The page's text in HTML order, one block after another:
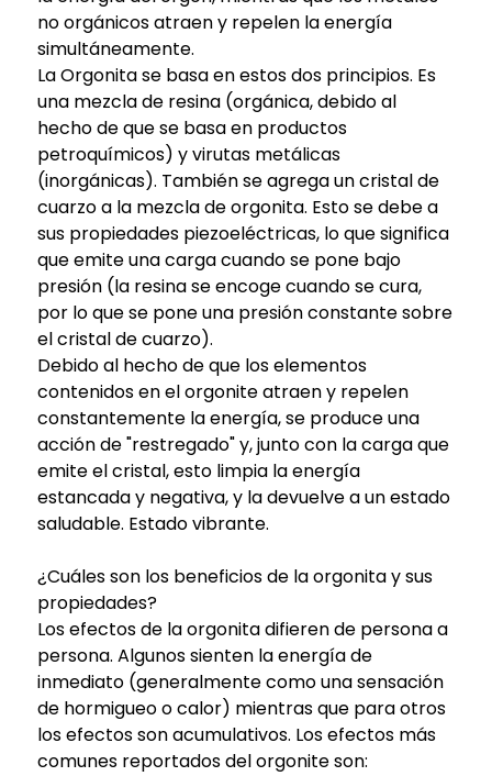
no orgánicos atraen y repelen la energía
simultáneamente.
La Orgonita se basa en estos dos principios. Es
una mezcla de resina (orgánica, debido al
hecho de que se basa en productos
petroquímicos) y virutas metálicas
(inorgánicas). También se agrega un cristal de
cuarzo a la mezcla de orgonita. Esto se debe a
sus propiedades piezoeléctricas, lo que significa
que emite una carga cuando se pone bajo
presión (la resina se encoge cuando se cura,
por lo que se pone una presión constante sobre
el cristal de cuarzo).
Debido al hecho de que los elementos
contenidos en el orgonite atraen y repelen
constantemente la energía, se produce una
acción de "restregado" y, junto con la carga que
emite el cristal, esto limpia la energía
estancada y negativa, y la devuelve a un estado
saludable. Estado vibrante.
¿Cuáles son los beneficios de la orgonita y sus
propiedades?
Los efectos de la orgonita difieren de persona a
persona. Algunos sienten la energía de
inmediato (generalmente como una sensación
de hormigueo o calor) mientras que para otros
los efectos son acumulativos. Los efectos más
comunes reportados del orgonite son: